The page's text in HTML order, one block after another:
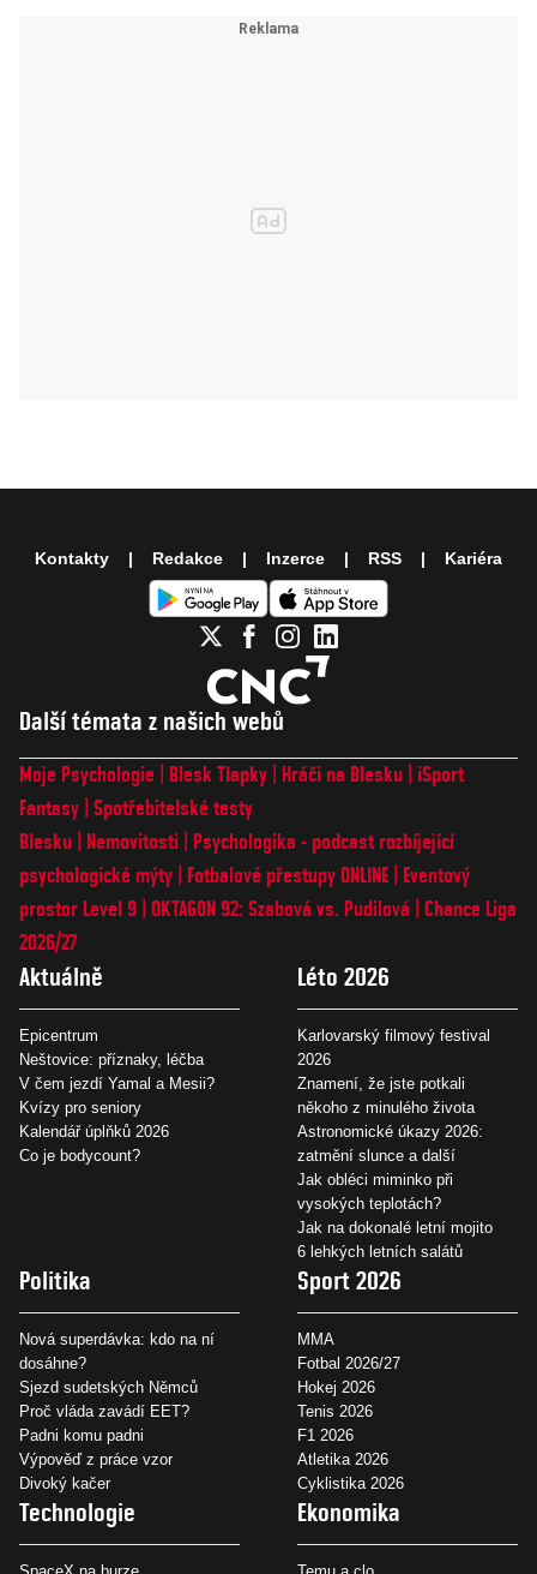
Další témata z našich webů
Moje Psychologie Blesk Tlapky Hráči na Blesku
iSport
Fantasy Spotřebitelské testy
Blesku
Nemovitosti
Psychologika - podcast rozbíjející
psychologické mýty
Fotbalové přestupy ONLINE
Eventový
prostor Level 9 OKTAGON 92: Szabová vs. Pudilová
Chance Liga
2026/27
Aktuálně
Epicentrum
Neštovice: příznaky, léčba
V čem jezdí Yamal a Mesii?
Kvízy pro seniory
Kalendář úplňků 2026
Co je bodycount?
Léto 2026
Karlovarský filmový festival
2026
Znamení, že jste potkali
někoho z minulého života
Astronomické úkazy 2026:
zatmění slunce a další
Jak obléci miminko při
vysokých teplotách?
Jak na dokonalé letní mojito
6 lehkých letních salátů
Politika
Nová superdávka: kdo na ní
dosáhne?
Sjezd sudetských Němců
Proč vláda zavádí EET?
Padni komu padni
Výpověď z práce vzor
Divoký kačer
Sport 2026
MMA
Fotbal 2026/27
Hokej 2026
Tenis 2026
F1 2026
Atletika 2026
Cyklistika 2026
Technologie Ekonomika
Kontakty Redakce Inzerce RSS Kariéra